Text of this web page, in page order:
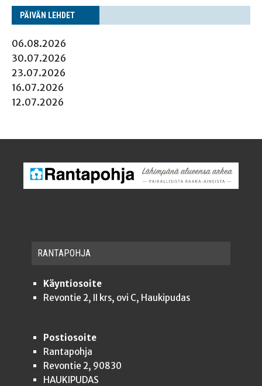
PÄI­VÄN LEHDET
06.08.2026
30.07.2026
23.07.2026
16.07.2026
12.07.2026
RAN­TA­POH­JA
Käyntiosoite
Revontie 2, II krs, ovi C, Haukipudas
Postiosoite
Rantapohja
Revontie 2, 90830
HAUKIPUDAS